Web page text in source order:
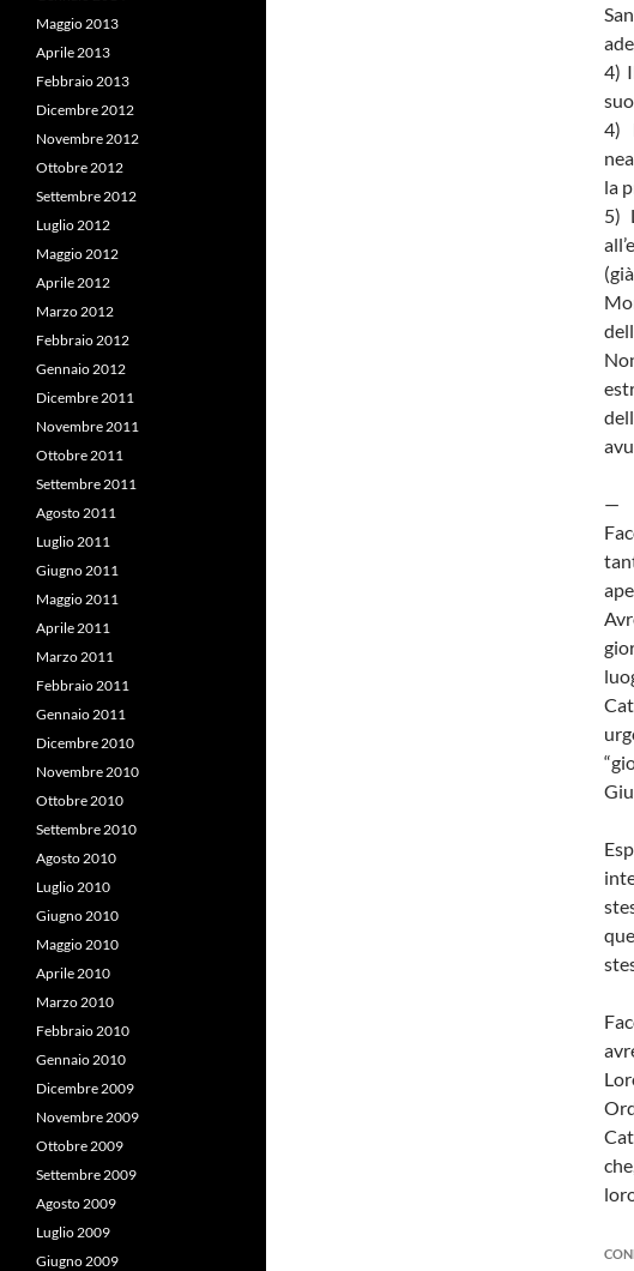
4)
4)
la
5)
—
Maggio 2013
Aprile 2013
Febbraio 2013
Dicembre 2012
Novembre 2012
Ottobre 2012
Settembre 2012
Luglio 2012
Maggio 2012
Aprile 2012
Marzo 2012
Febbraio 2012
Gennaio 2012
Dicembre 2011
Novembre 2011
Ottobre 2011
Settembre 2011
Agosto 2011
Luglio 2011
Giugno 2011
Maggio 2011
Aprile 2011
Marzo 2011
Febbraio 2011
Gennaio 2011
Dicembre 2010
Novembre 2010
Ottobre 2010
Settembre 2010
Agosto 2010
Luglio 2010
Giugno 2010
Maggio 2010
Aprile 2010
Marzo 2010
Febbraio 2010
Gennaio 2010
Dicembre 2009
Novembre 2009
Ottobre 2009
Settembre 2009
Agosto 2009
Luglio 2009
Giugno 2009